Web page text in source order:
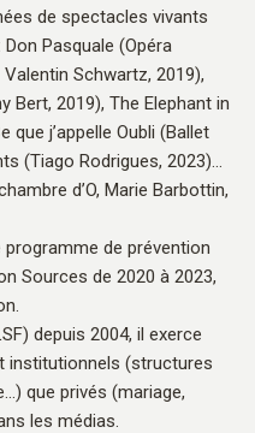
de spectacles vivants
Pasquale (Opéra
Schwartz, 2019),
Bert, 2019), The Elephant in
que j’appelle Oubli (Ballet
(Tiago Rodrigues, 2023)...
d’O, Marie Barbottin,
de prévention
Sources de 2020 à 2023,
depuis 2004, il exerce
institutionnels (structures
que privés (mariage,
les médias.